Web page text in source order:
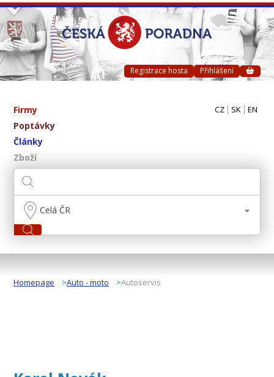
Registrace hosta Přihlášení
Firmy
Poptávky
Články
Zboží
CZ SK EN
Celá ČR
Homepage Auto - moto Autoservis